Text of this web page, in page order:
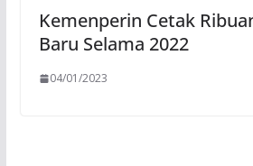
Kemenperin Cetak
Baru Selama 2022
04/01/2023